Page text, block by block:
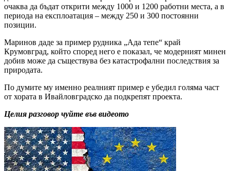
очаква да бъдат открити между 1000 и 1200 работни места, а в
периода на експлоатация – между 250 и 300 постоянни
позиции.
Маринов даде за пример рудника „Ада тепе“ край
Крумовград, който според него е показал, че модерният минен
добив може да съществува без катастрофални последствия за
природата.
По думите му именно реалният пример е убедил голяма част
от хората в Ивайловградско да подкрепят проекта.
Целия разговор чуйте във видеото